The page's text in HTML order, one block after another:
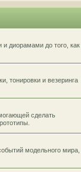
диорамами до того, как
тонировки и везеринга
сделать
модельного мира,